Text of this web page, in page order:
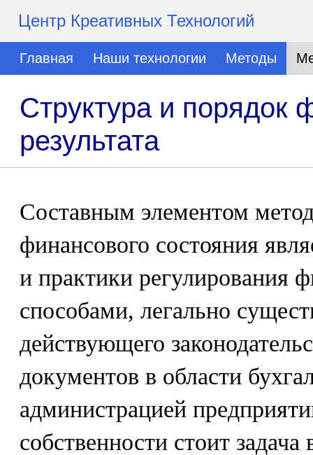
Центр Креативных Технологий
Главная Наши технологии Методы
Структура и порядок
результата
Составным элементом
финансового состояния
и практики регулирования
способами, легально
действующего
документов в области
администрацией
собственности стоит